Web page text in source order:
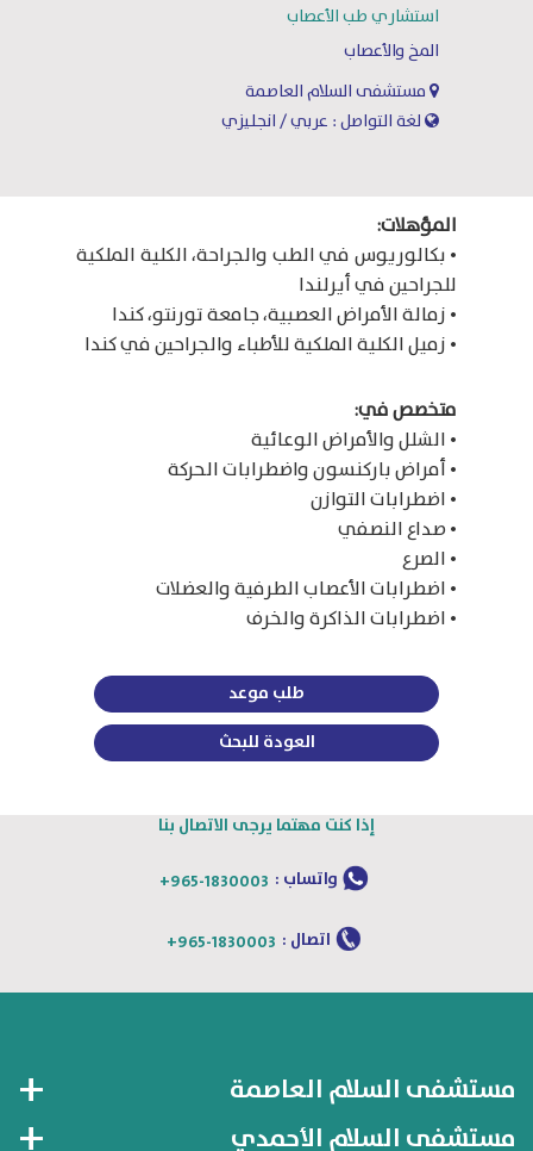
استشاري طب الأعصاب
المخ والأعصاب
مستشفى السلام العاصمة
لغة التواصل : عربي / انجليزي
المؤهلات:
• بكالوريوس في الطب والجراحة، الكلية الملكية
للجراحين في أيرلندا
• زمالة الأمراض العصبية، جامعة تورنتو، كندا
• زميل الكلية الملكية للأطباء والجراحين في كندا
متخصص في:
• الشلل والأمراض الوعائية
• أمراض باركنسون واضطرابات الحركة
• اضطرابات التوازن
• صداع النصفي
• الصرع
• اضطرابات الأعصاب الطرفية والعضلات
• اضطرابات الذاكرة والخرف
طلب موعد
العودة للبحث
إذا كنت مهتما يرجى الاتصال بنا
واتساب : +965-1830003
اتصال : +965-1830003
مستشفى السلام العاصمة
مستشفى السلام الأحمدي